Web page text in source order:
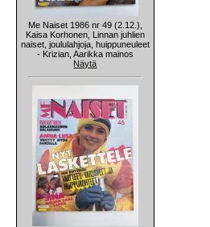
Me Naiset 1986 nr 49 (2.12.),
Kaisa Korhonen, Linnan juhlien
naiset, joululahjoja, huippuneuleet
- Krizian, Aarikka mainos
Näytä